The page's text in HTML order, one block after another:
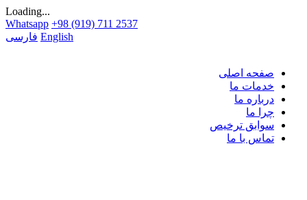
Loading...
Whatsapp +98 (919) 711 2537
فارسی English
صفحه اصلی
خدمات ما
درباره ما
چرا ما
سوابق ترخیص
تماس با ما